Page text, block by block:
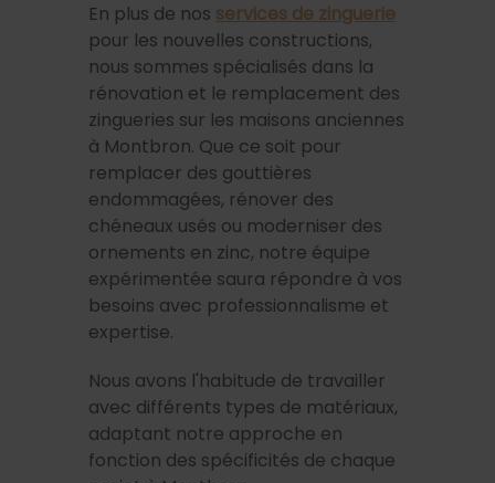
En plus de nos services de zinguerie
pour les nouvelles constructions,
nous sommes spécialisés dans la
rénovation et le remplacement des
zingueries sur les maisons anciennes
à Montbron. Que ce soit pour
remplacer des gouttières
endommagées, rénover des
chéneaux usés ou moderniser des
ornements en zinc, notre équipe
expérimentée saura répondre à vos
besoins avec professionnalisme et
expertise.
Nous avons l'habitude de travailler
avec différents types de matériaux,
adaptant notre approche en
fonction des spécificités de chaque